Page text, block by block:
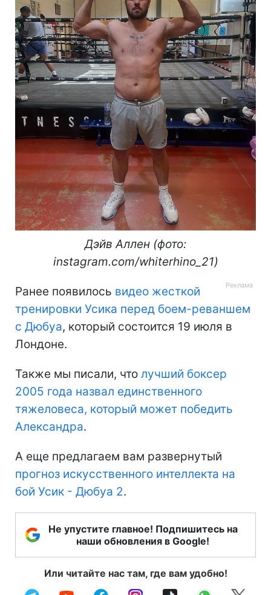
Дэйв Аллен (фото:
instagram.com/whiterhino_21)
Ранее появилось видео жесткой
тренировки Усика перед боем-реваншем
с Дюбуа, который состоится 19 июля в
Лондоне.
Также мы писали, что лучший боксер
2005 года назвал единственного
тяжеловеса, который может победить
Александра.
А еще предлагаем вам развернутый
прогноз искусственного интеллекта на
бой Усик - Дюбуа 2.
Не упустите главное! Подпишитесь на
наши обновления в Google!
Или читайте нас там, где вам удобно!